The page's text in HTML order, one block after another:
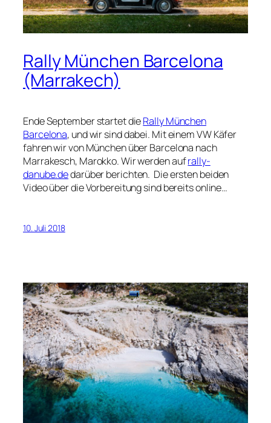
Rally München Barcelona
(Marrakech)
Ende September startet dieRally München
Barcelona, und wir sind dabei. Mit einem VW Käfer
fahren wir von München über Barcelona nach
Marrakesch, Marokko. Wir werden aufrally-
danube.dedarüber berichten. Die ersten beiden
Video über die Vorbereitung sind bereits online…
10. Juli 2018